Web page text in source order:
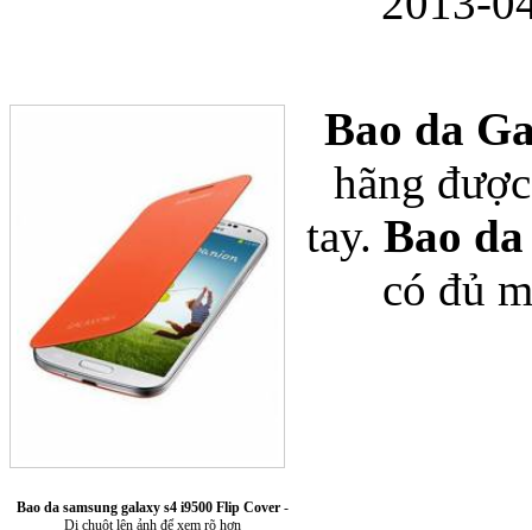
Bao da Samsung
Ốp lưng Samsung
Bao da samsung galaxy s4 i9500 Flip Cover-
Di chuột lên ảnh để xem rõ hơn
Bao da
hãng
tay. Bao da
có đủ